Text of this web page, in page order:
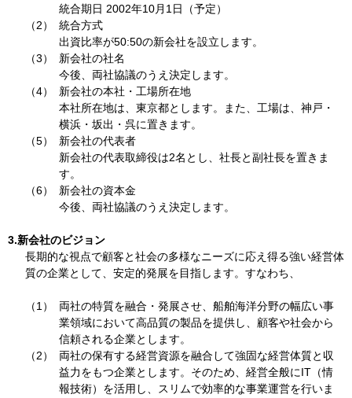
統合期日 2002年10月1日（予定）
（2）
統合方式
出資比率が50:50の新会社を設立します。
（3）
新会社の社名
今後、両社協議のうえ決定します。
（4）
新会社の本社・工場所在地
本社所在地は、東京都とします。また、工場は、神戸・
横浜・坂出・呉に置きます。
（5）
新会社の代表者
新会社の代表取締役は2名とし、社長と副社長を置きま
す。
（6）
新会社の資本金
今後、両社協議のうえ決定します。
3.新会社のビジョン
長期的な視点で顧客と社会の多様なニーズに応え得る強い経営体
質の企業として、安定的発展を目指します。すなわち、
（1）
両社の特質を融合・発展させ、船舶海洋分野の幅広い事
業領域において高品質の製品を提供し、顧客や社会から
信頼される企業とします。
（2）
両社の保有する経営資源を融合して強固な経営体質と収
益力をもつ企業とします。そのため、経営全般にIT（情
報技術）を活用し、スリムで効率的な事業運営を行いま